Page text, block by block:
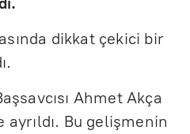
dikkat çekici bir
Ahmet Akça
Bu gelişmenin